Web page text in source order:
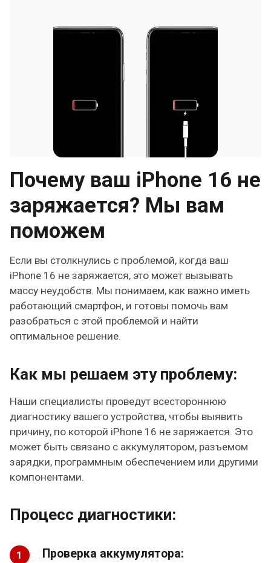
Почему ваш iPhone 16 не
заряжается? Мы вам
поможем
Если вы столкнулись с проблемой, когда ваш
iPhone 16 не заряжается, это может вызывать
массу неудобств. Мы понимаем, как важно иметь
работающий смартфон, и готовы помочь вам
разобраться с этой проблемой и найти
оптимальное решение.
Как мы решаем эту проблему:
Наши специалисты проведут всестороннюю
диагностику вашего устройства, чтобы выявить
причину, по которой iPhone 16 не заряжается. Это
может быть связано с аккумулятором, разъемом
зарядки, программным обеспечением или другими
компонентами.
Процесс диагностики:
Проверка аккумулятора: